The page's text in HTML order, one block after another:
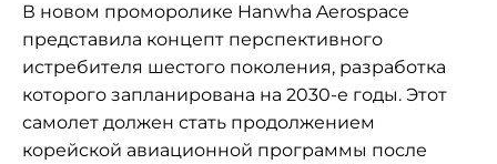
В новом проморолике Hanwha Aerospace
представила концепт перспективного
истребителя шестого поколения, разработка
которого запланирована на 2030-е годы. Этот
самолет должен стать продолжением
корейской авиационной программы после